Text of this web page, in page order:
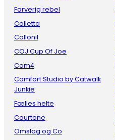
Farverig rebel
Colletta
Collonil
COJ Cup Of Joe
Com4
Comfort Studio by Catwalk
Junkie
Fælles helte
Courtone
Omslag og Co